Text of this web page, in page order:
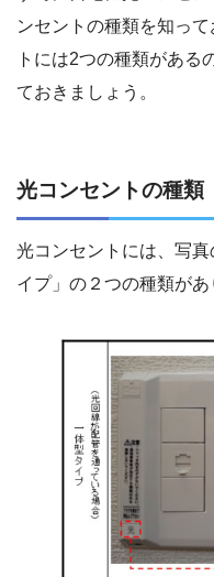
ンセントの種類を知っ
トには2つの種類がある
ておきましょう。
光コンセントの種類
光コンセントには、写
イプ」の２つの種類があ